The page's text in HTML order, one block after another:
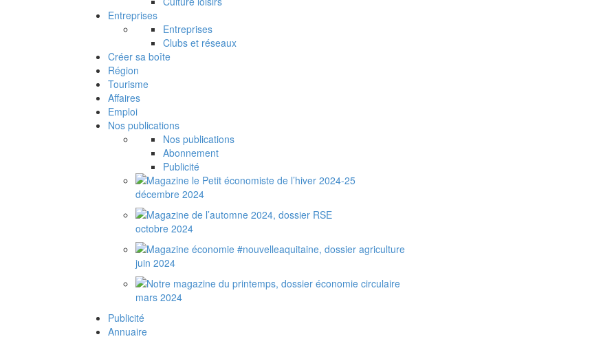
Entreprises
Entreprises
Clubs et réseaux
Créer sa boîte
Région
Tourisme
Affaires
Emploi
Nos publications
Nos publications
Abonnement
Publicité
décembre 2024
octobre 2024
juin 2024
mars 2024
Publicité
Annuaire